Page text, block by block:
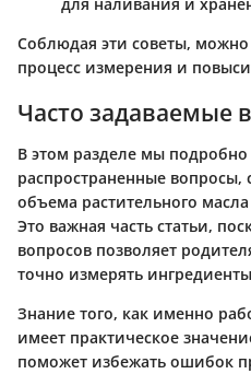
Соблюдая эти советы, можно
процесс измерения и
Часто задаваемые
В этом разделе мы
распространенные вопросы,
объема растительного
Это важная часть статьи,
вопросов позволяет
точно измерять
Знание того, как именно
имеет практическое
поможет избежать ошибок